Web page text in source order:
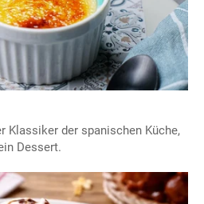
Klassiker der spanischen Küche,
Dessert.